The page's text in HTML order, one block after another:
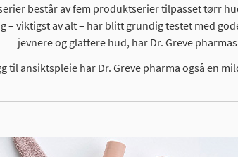
består av fem produktserier tilpasset tørr
– viktigst av alt – har blitt grundig testet med
jevnere og glattere hud, har Dr. Greve
til ansiktspleie har Dr. Greve pharma også en